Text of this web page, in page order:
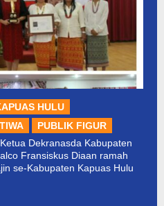
HULU
PUBLIK FIGUR
Dekranasda Kabupaten
Fransiskus Diaan ramah
se-Kabupaten Kapuas Hulu